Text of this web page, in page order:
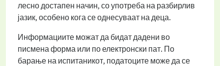
лесно достапен начин, со употреба на разбирлив
јазик, особено кога се однесуваат на деца.
Информациите можат да бидат дадени во
писмена форма или по електронски пат. По
барање на испитаникот, податоците може да се